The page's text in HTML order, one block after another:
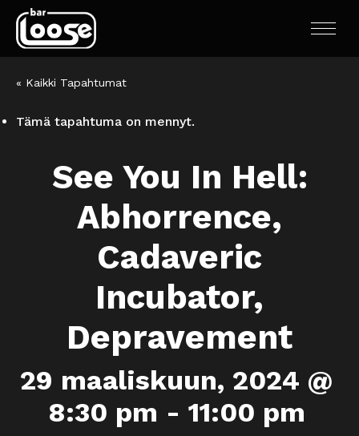
« Kaikki Tapahtumat
Tämä tapahtuma on mennyt.
See You In Hell:
Abhorrence,
Cadaveric
Incubator,
Depravement
29 maaliskuun, 2024 @
8:30 pm - 11:00 pm